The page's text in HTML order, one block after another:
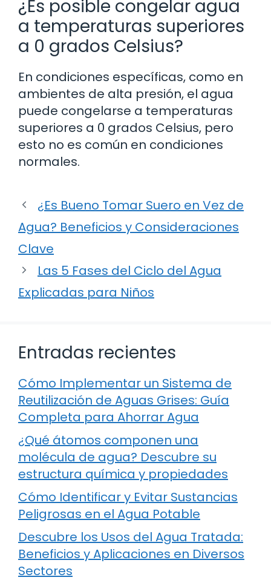
¿Es posible congelar agua
a temperaturas superiores
a 0 grados Celsius?
En condiciones específicas, como en
ambientes de alta presión, el agua
puede congelarse a temperaturas
superiores a 0 grados Celsius, pero
esto no es común en condiciones
normales.
¿Es Bueno Tomar Suero en Vez de
Agua? Beneficios y Consideraciones
Clave
Las 5 Fases del Ciclo del Agua
Explicadas para Niños
Entradas recientes
Cómo Implementar un Sistema de
Reutilización de Aguas Grises: Guía
Completa para Ahorrar Agua
¿Qué átomos componen una
molécula de agua? Descubre su
estructura química y propiedades
Cómo Identificar y Evitar Sustancias
Peligrosas en el Agua Potable
Descubre los Usos del Agua Tratada:
Beneficios y Aplicaciones en Diversos
Sectores